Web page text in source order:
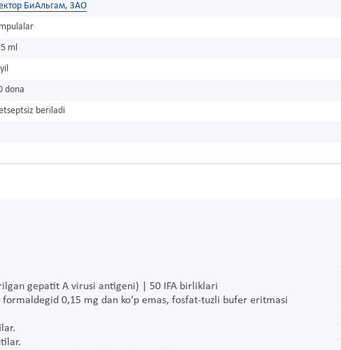
БиАльгам, ЗАО
ml
dona
beriladi
gepatit A virusi antigeni) | 50 IFA birliklari
0,15 mg dan ko‘p emas, fosfat-tuzli bufer eritmasi